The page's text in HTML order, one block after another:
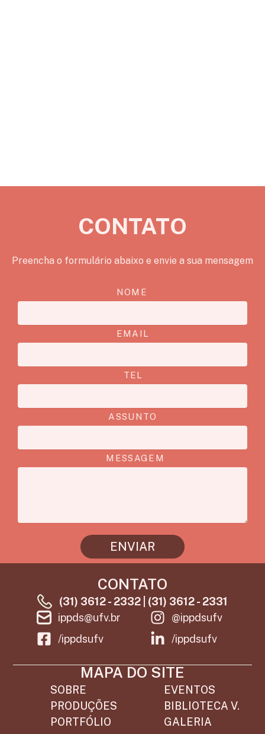
CONTATO
Preencha o formulário abaixo e envie a sua mensagem
NOME
EMAIL
TEL
ASSUNTO
MESSAGEM
ENVIAR
CONTATO
(31) 3612 - 2332 | (31) 3612 - 2331
ippds@ufv.br
/ippdsufv
@ippdsufv
/ippdsufv
MAPA DO SITE
SOBRE
PRODUÇÕES
PORTFÓLIO
EVENTOS
BIBLIOTECA V.
GALERIA